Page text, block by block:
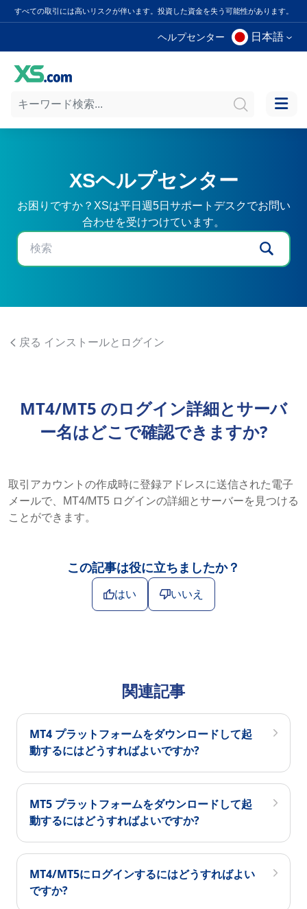
すべての取引には高いリスクが伴います。投資した資金を失う可能性があります。
ヘルプセンター 日本語
XSヘルプセンター
お困りですか？XSは平日週5日サポートデスクでお問い
合わせを受けつけています。
戻る インストールとログイン
MT4/MT5 のログイン詳細とサーバ
ー名はどこで確認できますか?
取引アカウントの作成時に登録アドレスに送信された電子
メールで、MT4/MT5 ログインの詳細とサーバーを見つける
ことができます。
この記事は役に立ちましたか？
はい いいえ
関連記事
MT4 プラットフォームをダウンロードして起
動するにはどうすればよいですか?
MT5 プラットフォームをダウンロードして起
動するにはどうすればよいですか?
MT4/MT5にログインするにはどうすればよい
ですか?